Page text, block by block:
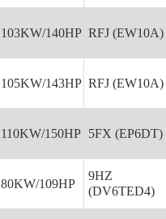
103KW/140HP RFJ (EW10A)
105KW/143HP RFJ (EW10A)
110KW/150HP 5FX (EP6DT)
80KW/109HP
9HZ
(DV6TED4)